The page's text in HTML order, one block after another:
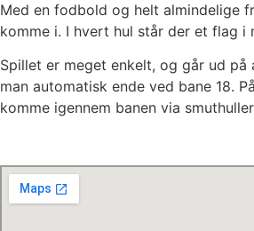
Med en fodbold og helt almindelige
komme i. I hvert hul står der et flag i
Spillet er meget enkelt, og går ud
man automatisk ende ved bane 18.
komme igennem banen via